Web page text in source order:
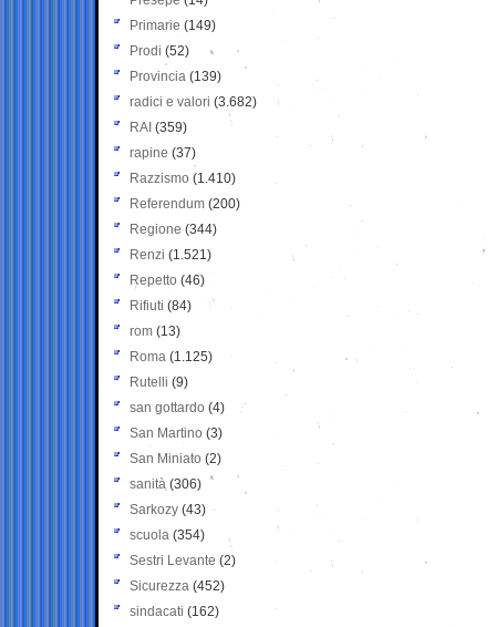
Primarie (149)
Prodi (52)
Provincia (139)
radici e valori (3.682)
RAI (359)
rapine (37)
Razzismo (1.410)
Referendum (200)
Regione (344)
Renzi (1.521)
Repetto (46)
Rifiuti (84)
rom (13)
Roma (1.125)
Rutelli (9)
san gottardo (4)
San Martino (3)
San Miniato (2)
sanità (306)
Sarkozy (43)
scuola (354)
Sestri Levante (2)
Sicurezza (452)
sindacati (162)